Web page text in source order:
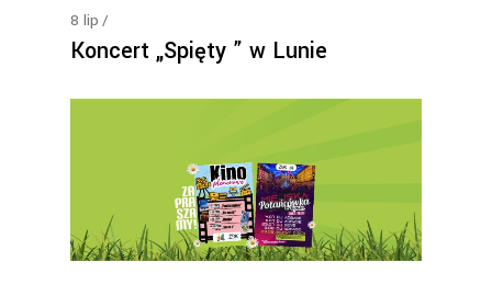
8 lip
Koncert „Spięty ” w Lunie